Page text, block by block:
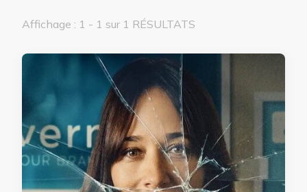
Affichage : 1 - 1 sur 1 RÉSULTATS